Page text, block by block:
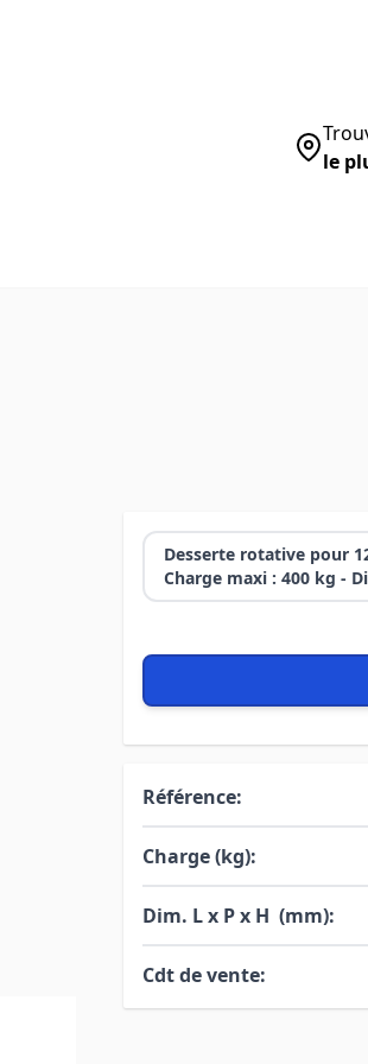
le
Desserte rotative pour
Charge maxi : 400 kg -
Référence:
Charge (kg):
Dim. L x P x H (mm):
Cdt de vente: